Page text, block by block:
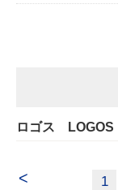
ロゴス LOGOS
< 1